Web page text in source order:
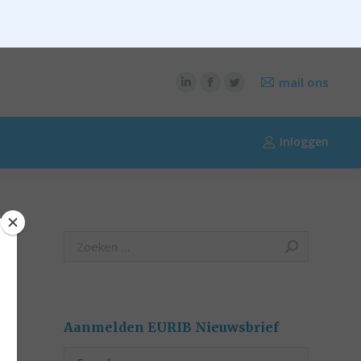
mail ons
Inloggen
Search:
Aanmelden EURIB Nieuwsbrief